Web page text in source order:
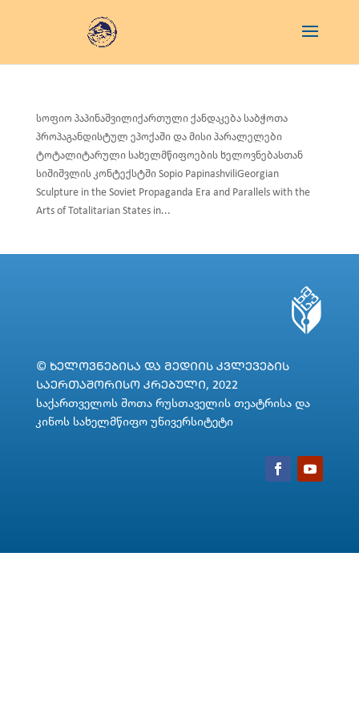
სოფიო პაპინაშვილიქართული ქანდაკება საბჭოთა
პროპაგანდისტულ ეპოქაში და მისი პარალელები
ტოტალიტარული სახელმწიფოების ხელოვნებასთან
სიშიშვლის კონტექსტში Sopio PapinashviliGeorgian
Sculpture in the Soviet Propaganda Era and Parallels with the
Arts of Totalitarian States in...
© ᲮᲔᲚᲝᲕᲜᲔᲑᲘᲡᲐ ᲓᲐ ᲛᲔᲓᲘᲘᲡ ᲙᲕᲚᲔᲕᲔᲑᲘᲡ
ᲡᲐᲔᲠᲗᲐᲨᲝᲠᲘᲡᲝ ᲙᲠᲔᲑᲣᲚᲘ, 2022
საქართველოს შოთა რუსთაველის თეატრისა და
კინოს სახელმწიფო უნივერსიტეტი